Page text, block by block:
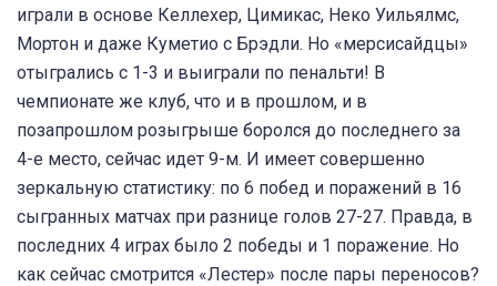
играли в основе Келлехер, Цимикас, Неко Уильялмс,
Мортон и даже Куметио с Брэдли. Но «мерсисайдцы»
отыгрались с 1-3 и выиграли по пенальти! В
чемпионате же клуб, что и в прошлом, и в
позапрошлом розыгрыше боролся до последнего за
4-е место, сейчас идет 9-м. И имеет совершенно
зеркальную статистику: по 6 побед и поражений в 16
сыгранных матчах при разнице голов 27-27. Правда, в
последних 4 играх было 2 победы и 1 поражение. Но
как сейчас смотрится «Лестер» после пары переносов?